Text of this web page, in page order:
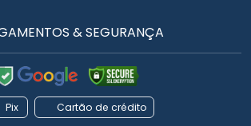
& SEGURANÇA
Pix Cartão de crédito